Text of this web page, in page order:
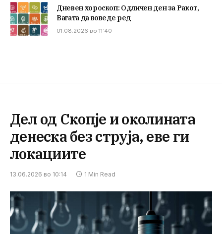
Дневен хороскоп: Одличен ден за Ракот,
Вагата да воведе ред
01.08.2026 во 11:40
Дел од Скопје и околината
денеска без струја, еве ги
локациите
13.06.2026 во 10:14 1 Min Read